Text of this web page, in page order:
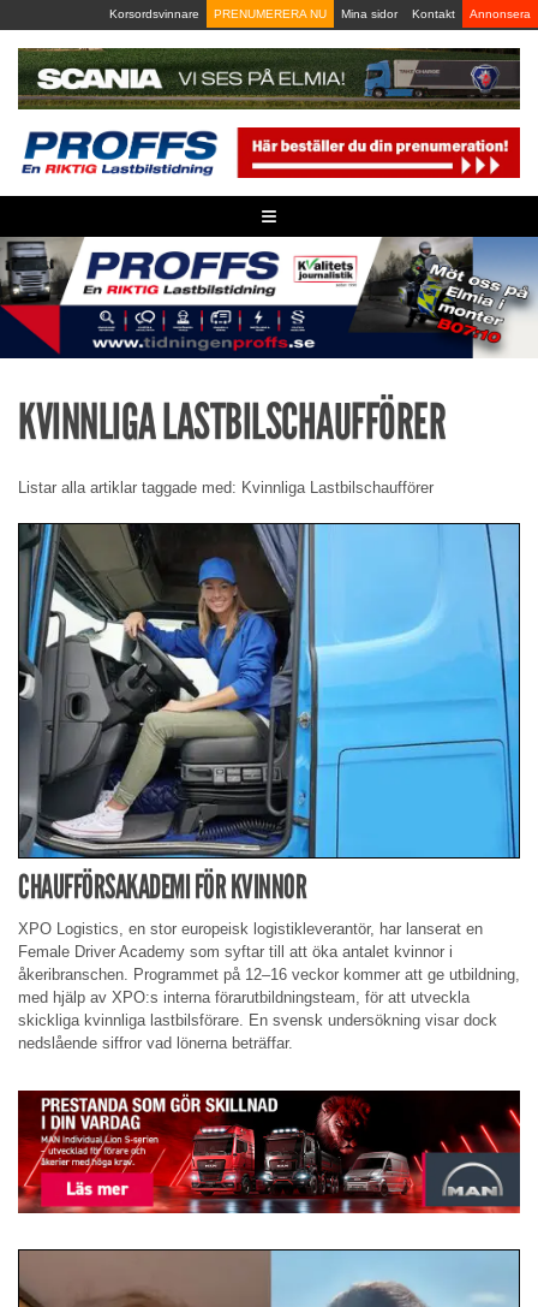
to
content
Korsordsvinnare PRENUMERERA NU Mina sidor Kontakt Annonsera
≡
KVINNLIGA LASTBILSCHAUFFÖRER
Listar alla artiklar taggade med: Kvinnliga Lastbilschaufförer
CHAUFFÖRSAKADEMI FÖR KVINNOR
XPO Logistics, en stor europeisk logistikleverantör, har lanserat en
Female Driver Academy som syftar till att öka antalet kvinnor i
åkeribranschen. Programmet på 12–16 veckor kommer att ge utbildning,
med hjälp av XPO:s interna förarutbildningsteam, för att utveckla
skickliga kvinnliga lastbilsförare. En svensk undersökning visar dock
nedslående siffror vad lönerna beträffar.